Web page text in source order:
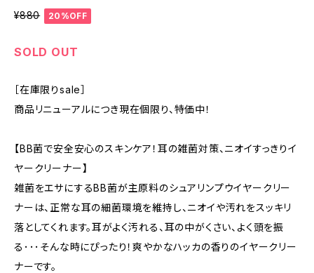
¥880 20%OFF
SOLD OUT
［在庫限りsale］
商品リニューアルにつき現在個限り、特価中！
【BB菌で安全安心のスキンケア！耳の雑菌対策、ニオイすっきりイ
ヤークリーナー】
雑菌をエサにするBB菌が主原料のシュアリンプウイヤークリー
ナーは、正常な耳の細菌環境を維持し、ニオイや汚れをスッキリ
落としてくれます。耳がよく汚れる、耳の中がくさい、よく頭を振
る･･･そんな時にぴったり！爽やかなハッカの香りのイヤークリー
ナーです。